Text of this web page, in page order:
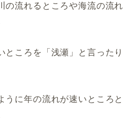
の流れるところや海流の流れ
ところを「浅瀬」と言ったり
うに年の流れが速いところと